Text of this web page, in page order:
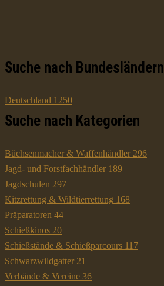
Suche nach Bundesländern
Deutschland 1250
Suche nach Kategorien
Büchsenmacher & Waffenhändler 296
Jagd- und Forstfachhändler 189
Jagdschulen 297
Kitzrettung & Wildtierrettung 168
Präparatoren 44
Schießkinos 20
Schießstände & Schießparcours 117
Schwarzwildgatter 21
Verbände & Vereine 36